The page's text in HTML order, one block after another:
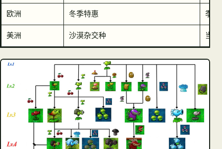
欧洲 冬季特惠 季节
美洲 沙漠杂交种 当